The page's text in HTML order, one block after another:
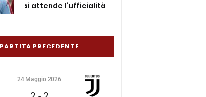
si attende l’ufficialità
PARTITA PRECEDENTE
24 Maggio 2026